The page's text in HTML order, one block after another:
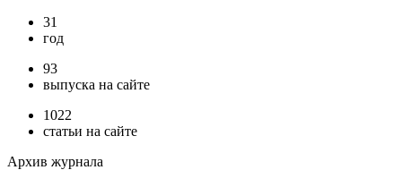
31
год
93
выпуска на сайте
1022
статьи на сайте
Архив журнала